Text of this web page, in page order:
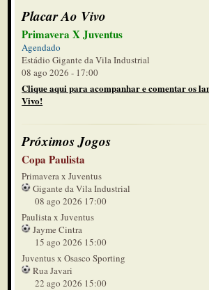
Placar Ao Vivo
Primavera X Juventus
Agendado
Estádio Gigante da Vila Industrial
08 ago 2026 - 17:00
Clique aqui para acompanhar e comentar os
Vivo!
Próximos Jogos
Copa Paulista
Primavera x Juventus
Gigante da Vila Industrial
08 ago 2026 17:00
Paulista x Juventus
Jayme Cintra
15 ago 2026 15:00
Juventus x Osasco Sporting
Rua Javari
22 ago 2026 15:00